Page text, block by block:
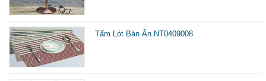
Tấm Lót Bàn Ăn NT0409008